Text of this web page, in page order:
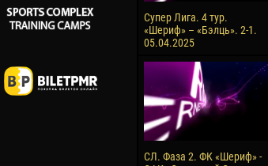
Супер Лига. 4 тур.
«Шериф» – «Бэлць». 2-1.
05.04.2025
СЛ. Фаза 2. ФК «Шериф» -